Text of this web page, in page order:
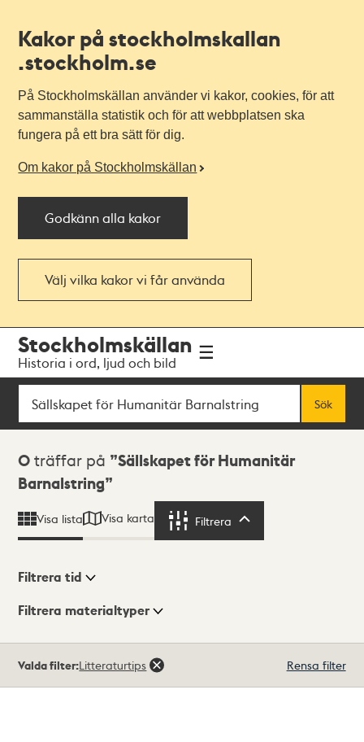
Kakor på stockholmskallan
.stockholm.se
På Stockholmskällan använder vi kakor, cookies, för att
sammanställa statistik och för att webbplatsen ska
fungera på ett bra sätt för dig.
Om kakor på Stockholmskällan
Godkänn alla kakor
Välj vilka kakor vi får använda
navigationen
huvudinnehållet
Stockholmskällan
Historia i ord, ljud och bild
Sök
Sök
Sökresultat
0 träffar på
Sällskapet för Humanitär
Barnalstring
Visa lista Visa karta Filtrera
Visningsläge
Filtrera tid
Filtrera materialtyper
träffar
Valda filter:Litteraturtips Rensa filter